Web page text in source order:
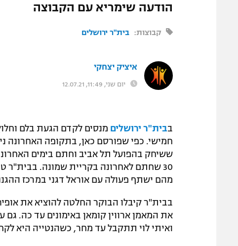
הודעה שימריא עם הקבוצה
קבוצות: בית"ר ירושלים
איציק יצחקי
יום שני, 11:49, 12.07.21
בבית"ר ירושלים מנסים לקדם הגעת בלם
חמישי. כפי שפורסם כאן, בתקופה האחרונה
ששיחק בהפועל תל אביב וחתם בימים
30 שחתם לאחרונה בקריית שמונה.
מהם ישתף פעולה עם אוראל דגני במרכז
בבית"ר קיבלו הבוקר החלטה להוציא את
את המאמן ארווין קומאן באימונים עד כה.
ואיתי לוי תתקבל עד מחר, כשהנטייה היא